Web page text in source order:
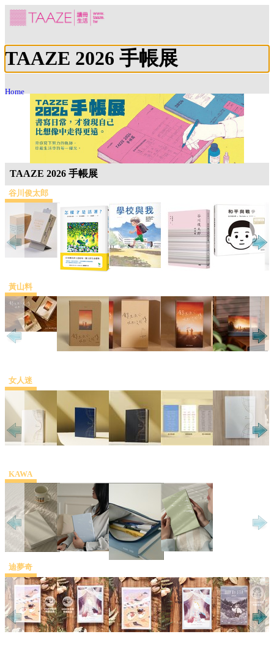
TAAZE 2026 手帳展
Home
TAAZE 2026 手帳展
谷川俊太郎
黃山料
女人迷
KAWA
迪夢奇